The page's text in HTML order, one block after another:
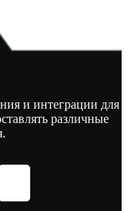
и интеграции для
различные